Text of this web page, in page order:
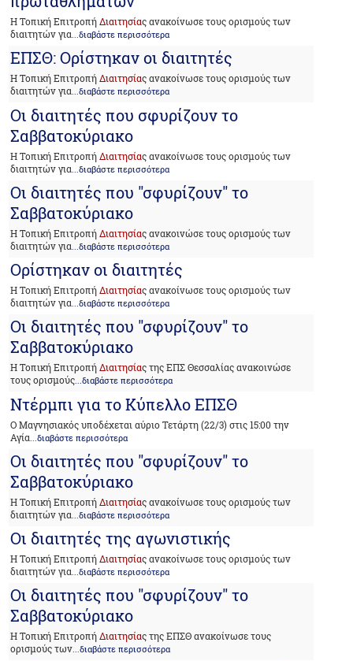
Η Τοπική ΕπιτροπήΔιαιτησίας ανακοίνωσε τους ορισμούς των
διαιτητών για...διαβάστε περισσότερα
ΕΠΣΘ: Ορίστηκαν οι διαιτητές
Η Τοπική ΕπιτροπήΔιαιτησίας ανακοίνωσε τους ορισμούς των
διαιτητών για...διαβάστε περισσότερα
Οι διαιτητές που σφυρίζουν το
Σαββατοκύριακο
Η Τοπική ΕπιτροπήΔιαιτησίας ανακοίνωσε τους ορισμούς των
διαιτητών για ...διαβάστε περισσότερα
Οι διαιτητές που "σφυρίζουν" το
Σαββατοκύριακο
Η Τοπική ΕπιτροπήΔιαιτησίας ανακοινώσε τους ορισμούς των
διαιτητών για...διαβάστε περισσότερα
Ορίστηκαν οι διαιτητές
Η Τοπική ΕπιτροπήΔιαιτησίας ανακοίνωσε τους ορισμούς των
διαιτητών για...διαβάστε περισσότερα
Οι διαιτητές που "σφυρίζουν" το
Σαββατοκύριακο
Η Τοπική ΕπιτροπήΔιαιτησίας της ΕΠΣ Θεσσαλίας ανακοινώσε
τους ορισμούς...διαβάστε περισσότερα
Ντέρμπι για το Κύπελλο ΕΠΣΘ
Ο Μαγνησιακός υποδέχεται αύριο Τετάρτη (22/3) στις 15:00 την
Αγία ...διαβάστε περισσότερα
Οι διαιτητές που "σφυρίζουν" το
Σαββατοκύριακο
Η Τοπική ΕπιτροπήΔιαιτησίας ανακοίνωσε τους ορισμούς των
διαιτητών για...διαβάστε περισσότερα
Οι διαιτητές της αγωνιστικής
Η Τοπική ΕπιτροπήΔιαιτησίας ανακοίνωσε τους ορισμούς των
διαιτητών για...διαβάστε περισσότερα
Οι διαιτητές που "σφυρίζουν" το
Σαββατοκύριακο
Η Τοπική ΕπιτροπήΔιαιτησίας της ΕΠΣΘ ανακοίνωσε τους
ορισμούς των...διαβάστε περισσότερα